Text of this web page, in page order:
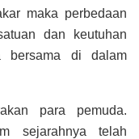
maka perbedaan
dan keutuhan
bersama di dalam
para pemuda.
sejarahnya telah